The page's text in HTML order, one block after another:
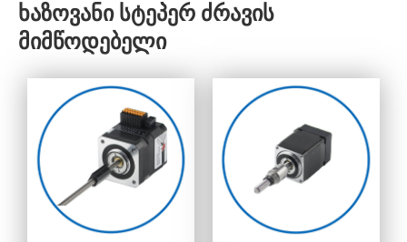
ხაზოვანი სტეპერ ძრავის
მიმწოდებელი